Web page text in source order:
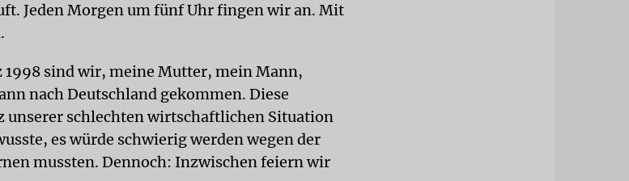
Jeden Morgen um fünf Uhr fingen wir an. Mit
sind wir, meine Mutter, mein Mann,
nach Deutschland gekommen. Diese
unserer schlechten wirtschaftlichen Situation
es würde schwierig werden wegen der
mussten. Dennoch: Inzwischen feiern wir